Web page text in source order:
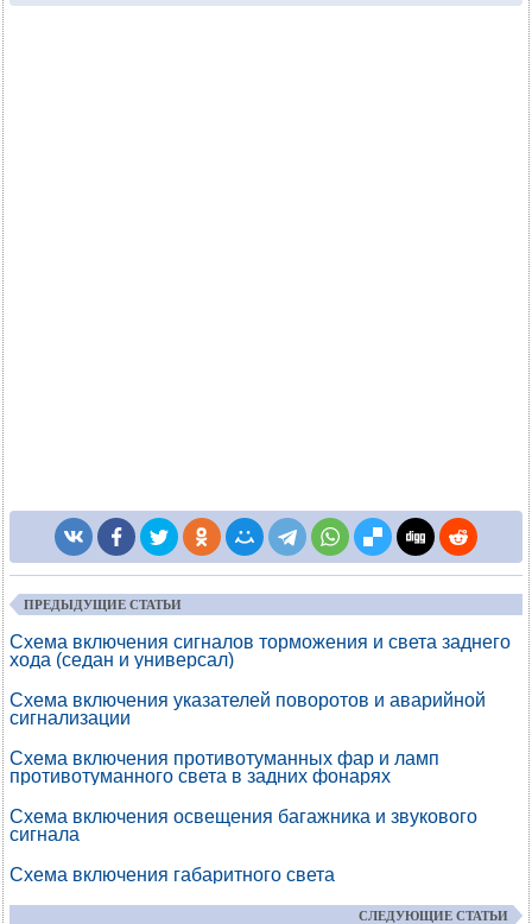
ПРЕДЫДУЩИЕ СТАТЬИ
Схема включения сигналов торможения и света заднего
хода (седан и универсал)
Схема включения указателей поворотов и аварийной
сигнализации
Схема включения противотуманных фар и ламп
противотуманного света в задних фонарях
Схема включения освещения багажника и звукового
сигнала
Схема включения габаритного света
СЛЕДУЮЩИЕ СТАТЬИ